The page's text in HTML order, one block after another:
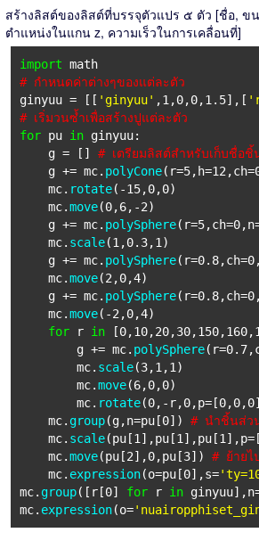
สร้างลิสต์ของลิสต์ที่บรรจุตัวแปร ๕ ตัว [ชื่อ, ข
ตำแหน่งในแกน z, ความเร็วในการเคลื่อนที่]
import math
# กำหนดค่าต่างๆของแต่ละตัว
ginyuu = [[ 'ginyuu' ,1,0,0,1.5],[
# เริ่มวนซ้ำเพื่อสร้างปูแต่ละตัว
for pu in ginyuu:
g = [] # เตรียมลิสต์สำหรับเก็บชื่อชิ้
g += mc. polyCone
mc. rotate(-15,0,0)
mc.move(0,6,-2)
g += mc. polySphere
mc. scale(1,0.3,1)
g += mc. polySphere
mc.move(2,0,4)
g += mc. polySphere
mc.move(-2,0,4)
for r in
g += mc. polySphere
mc. scale(3,1,1)
mc.move(6,0,0)
mc. rotate(0,-
mc. group(g,n=pu[0]) # นำชิ้นส่ว
mc. scale
mc.move(pu[2],0,pu[3]) # ย้ายไ
mc. expression(o=pu[0],s=
mc. group([r[0] for r in
mc. expression(o=